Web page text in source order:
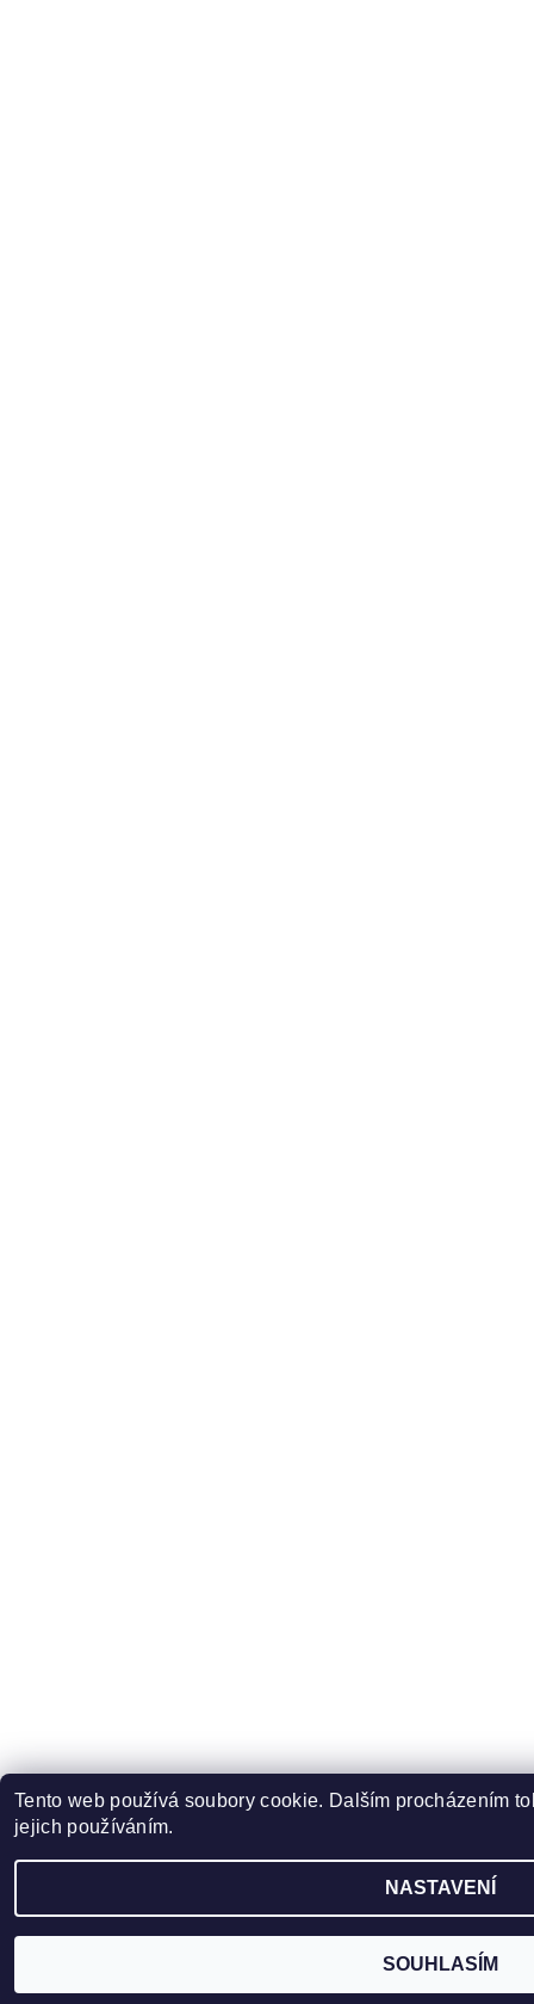
Tento web používá soubory cookie. Dalším procházením
jejich používáním.
NASTAVENÍ
SOUHLASÍM